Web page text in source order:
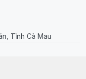
Tỉnh Cà Mau